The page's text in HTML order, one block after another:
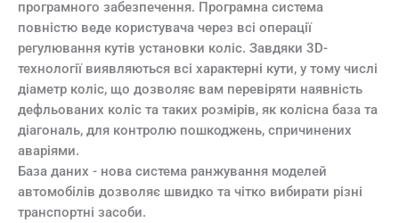
програмного забезпечення. Програмна система
повністю веде користувача через всі операції
регулювання кутів установки коліс. Завдяки 3D-
технології виявляються всі характерні кути, у тому числі
діаметр коліс, що дозволяє вам перевіряти наявність
дефльованих коліс та таких розмірів, як колісна база та
діагональ, для контролю пошкоджень, спричинених
аваріями.
База даних - нова система ранжування моделей
автомобілів дозволяє швидко та чітко вибирати різні
транспортні засоби.